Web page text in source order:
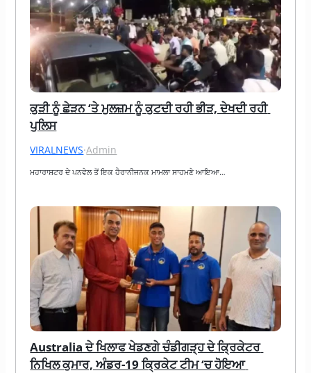
ਕੁੜੀ ਨੂੰ ਛੇੜਨ ‘ਤੇ ਮੁਲਜ਼ਮ ਨੂੰ ਕੁਟਦੀ ਰਹੀ ਭੀੜ, ਦੇਖਦੀ ਰਹੀ
ਪੁਲਿਸ
VIRALNEWS·Admin
ਮਹਾਰਾਸ਼ਟਰ ਦੇ ਪਨਵੇਲ ਤੋਂ ਇਕ ਹੈਰਾਨੀਜਨਕ ਮਾਮਲਾ ਸਾਹਮਣੇ ਆਇਆ…
Australia ਦੇ ਖਿਲਾਫ ਖੇਡਣਗੇ ਚੰਡੀਗੜ੍ਹ ਦੇ ਕ੍ਰਿਕੇਟਰ
ਨਿਖਿਲ ਕੁਮਾਰ, ਅੰਡਰ-19 ਕ੍ਰਿਕੇਟ ਟੀਮ ‘ਚ ਹੋਇਆ